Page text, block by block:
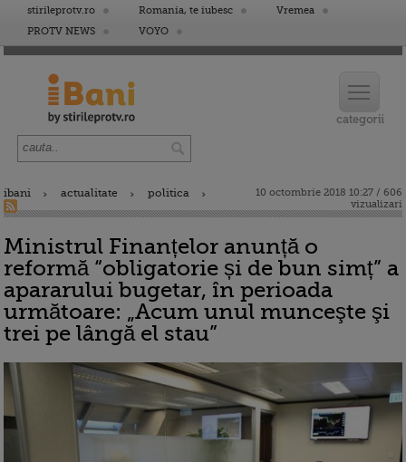
stirileprotv.ro Romania, te iubesc
Vremea
PROTV NEWS
VOYO
ibani actualitate politica
10 octombrie 2018 10:27 / 606
vizualizari
Ministrul Finanțelor anunță o
reformă “obligatorie și de bun simț” a
apararului bugetar, în perioada
următoare: „Acum unul munceşte şi
trei pe lângă el stau”